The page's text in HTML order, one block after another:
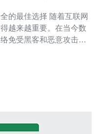
择 随着互联网
越来越重要。在当今数
免受黑客和恶意攻击是